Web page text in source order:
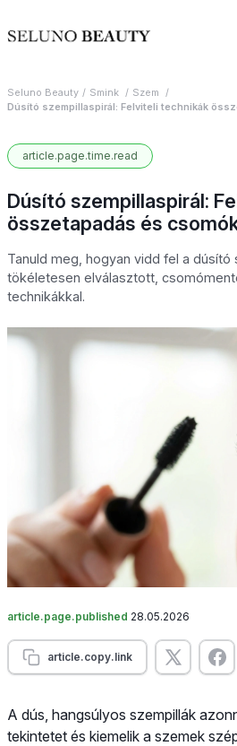
Seluno Beauty Smink
Szem
Dúsító szempillaspirál: Felviteli technikák
article.page.time.read
Dúsító szempillaspirál:
összetapadás és
Tanuld meg, hogyan vidd fel a dúsító
tökéletesen elválasztott,
technikákkal.
article.page.published 28.05.2026
article.copy.link
A dús, hangsúlyos szempillák
tekintetet és kiemelik a szemek